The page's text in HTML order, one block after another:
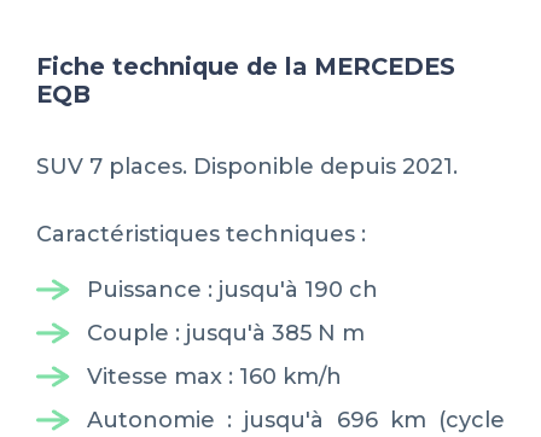
Fiche technique de la MERCEDES
EQB
SUV 7 places. Disponible depuis 2021.
Caractéristiques techniques :
Puissance : jusqu'à 190 ch
Couple : jusqu'à 385 N m
Vitesse max : 160 km/h
Autonomie : jusqu'à 696 km (cycle